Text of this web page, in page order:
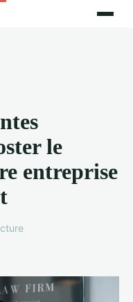
le
entreprise